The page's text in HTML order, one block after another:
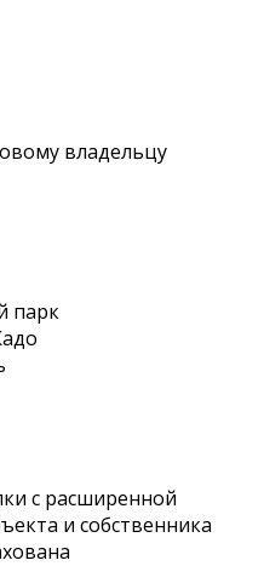
владельцу
парк
с расширенной
и собственника